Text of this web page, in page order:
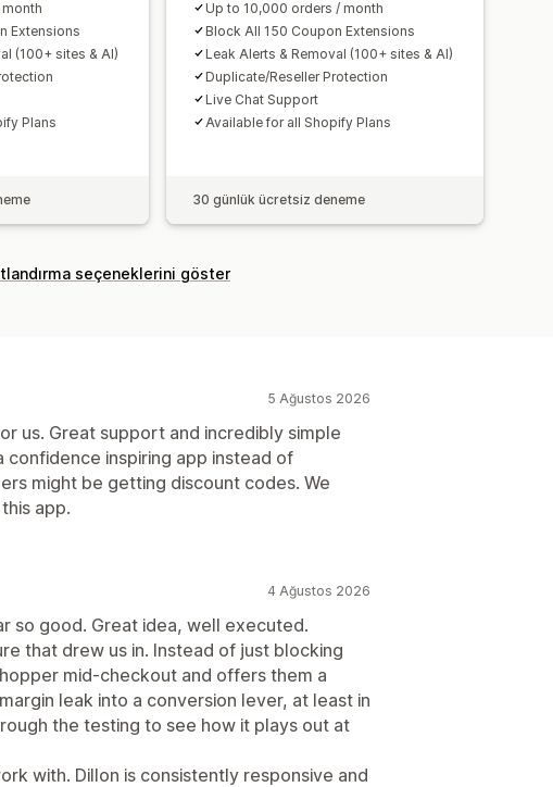
Extensions
(100+ sites & AI)
Plans
Up to 10,000 orders / month
Block All 150 Coupon Extensions
Leak Alerts & Removal (100+ sites & AI)
Duplicate/Reseller Protection
Live Chat Support
Available for all Shopify Plans
30 günlük ücretsiz deneme
seçeneklerini göster
5 Ağustos 2026
us. Great support and incredibly simple
confidence inspiring app instead of
might be getting discount codes. We
app.
4 Ağustos 2026
so good. Great idea, well executed.
that drew us in. Instead of just blocking
mid-checkout and offers them a
leak into a conversion lever, at least in
the testing to see how it plays out at
with. Dillon is consistently responsive and